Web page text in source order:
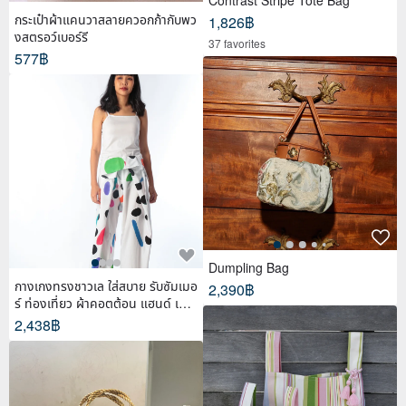
กระเป๋าผ้าแคนวาสลายควอกก้ากับพว
งสตรอว์เบอร์รี
577฿
กางเกงทรงชาวเล ใส่สบาย รับซัมเมอ
ร์ ท่องเที่ยว ผ้าคอตต้อน แฮนด์ เพ้น
ท์
2,438฿
1,826฿
37 favorites
Dumpling Bag
2,390฿